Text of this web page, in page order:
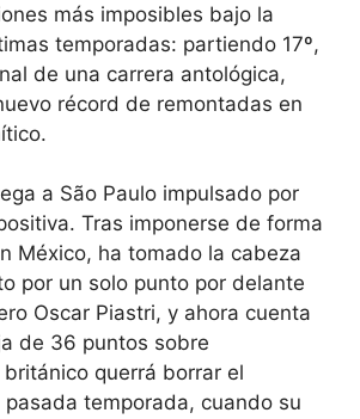
más imposibles bajo la
temporadas: partiendo 17º,
de una carrera antológica,
récord de remontadas en
a São Paulo impulsado por
Tras imponerse de forma
México, ha tomado la cabeza
por un solo punto por delante
Oscar Piastri, y ahora cuenta
de 36 puntos sobre
querrá borrar el
temporada, cuando su